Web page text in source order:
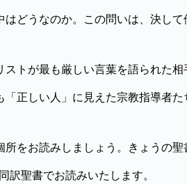
どうなのか。この問いは、決して
トが最も厳しい言葉を語られた相
正しい人」に見えた宗教指導者た
をお読みしましょう。きょうの
訳聖書でお読みいたします。